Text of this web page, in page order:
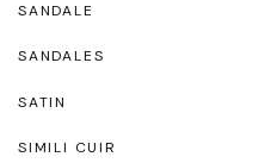
SANDALE
SANDALES
SATIN
SIMILI CUIR